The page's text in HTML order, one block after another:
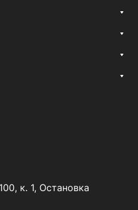
к. 1, Остановка